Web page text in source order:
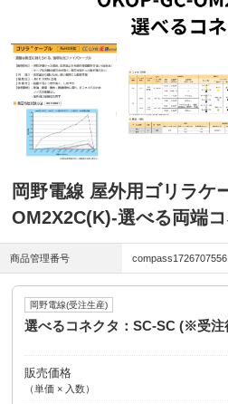
岡野電線 屋外用ゴリラケ
OM2X2C(K)-選べる両端
商品管理番号 compass1726707556
岡野電線(受注生産)
選べるコネクタ：SC-SC (※受注
販売価格
（単価 × 入数）